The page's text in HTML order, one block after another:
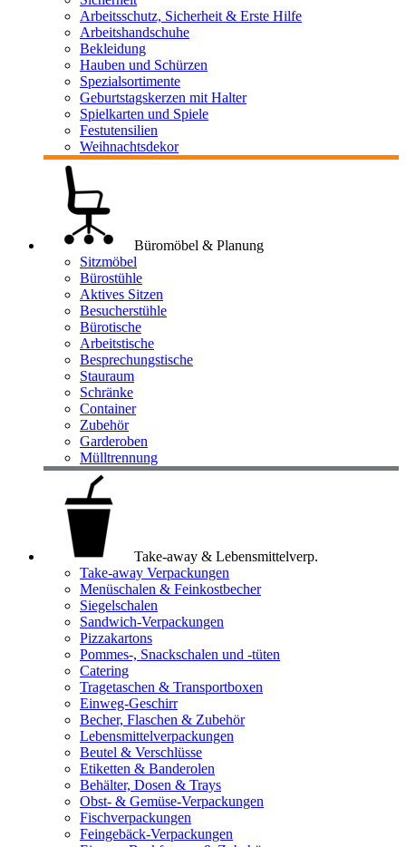
Arbeitsschutz, Sicherheit & Erste Hilfe
Arbeitshandschuhe
Bekleidung
Hauben und Schürzen
Spezialsortimente
Geburtstagskerzen mit Halter
Spielkarten und Spiele
Festutensilien
Weihnachtsdekor
Büromöbel & Planung
Sitzmöbel
Bürostühle
Aktives Sitzen
Besucherstühle
Bürotische
Arbeitstische
Besprechungstische
Stauraum
Schränke
Container
Zubehör
Garderoben
Mülltrennung
Take-away & Lebensmittelverp.
Take-away Verpackungen
Menüschalen & Feinkostbecher
Siegelschalen
Sandwich-Verpackungen
Pizzakartons
Pommes-, Snackschalen und -tüten
Catering
Tragetaschen & Transportboxen
Einweg-Geschirr
Becher, Flaschen & Zubehör
Lebensmittelverpackungen
Beutel & Verschlüsse
Etiketten & Banderolen
Behälter, Dosen & Trays
Obst- & Gemüse-Verpackungen
Fischverpackungen
Feingebäck-Verpackungen